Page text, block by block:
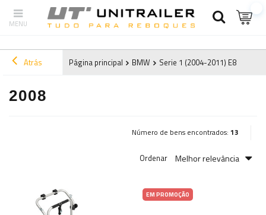
Atrás Página principal BMW Serie 1 (2004-2011) E87
2008
Número de bens encontrados: 13
Ordenar Melhor relevância
EM PROMOÇÃO